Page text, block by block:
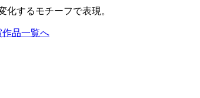
するモチーフで表現。
作品一覧へ